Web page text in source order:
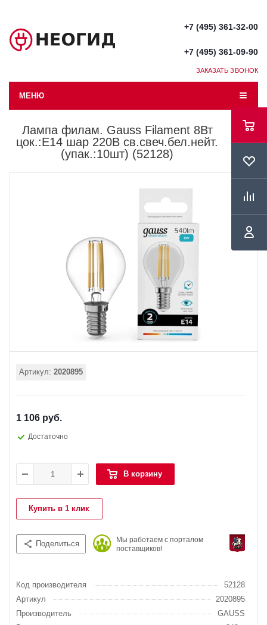
+7 (495) 361-32-00
+7 (495) 361-09-90
ЗАКАЗАТЬ ЗВОНОК
МЕНЮ
Лампа филам. Gauss Filament 8Вт
цок.:E14 шар 220B св.свеч.бел.нейт.
(упак.:10шт) (52128)
Артикул: 2020895
1 106 руб.
Достаточно
В корзину
Купить в 1 клик
Поделиться
Мы работаем с порталом
поставщиков!
Код производителя
52128
Артикул
2020895
Производитель
GAUSS